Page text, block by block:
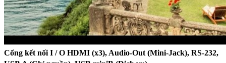
Cổng kết nối I / O HDMI (x3), Audio-Out (Mini-Jack), RS-232,